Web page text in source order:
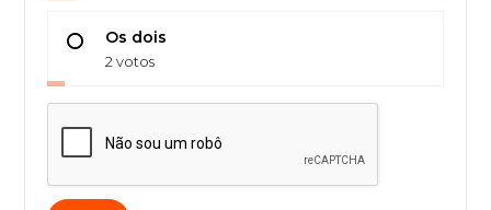
Os dois
2 votos